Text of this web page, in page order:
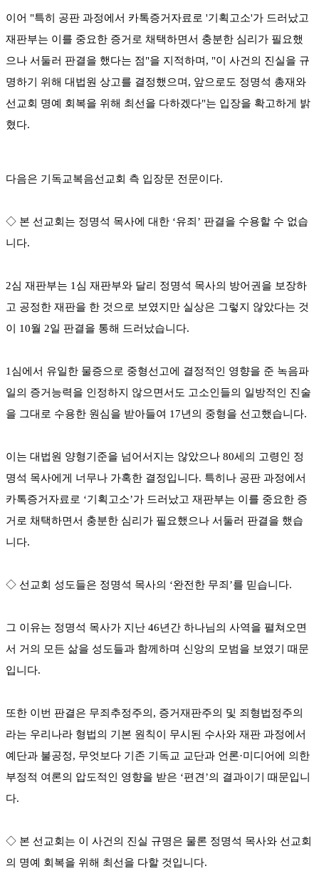
이어 "특히 공판 과정에서 카톡증거자료로 '기획고소'가 드러났고
재판부는 이를 중요한 증거로 채택하면서 충분한 심리가 필요했
으나 서둘러 판결을 했다는 점"을 지적하며, "이 사건의 진실을 규
명하기 위해 대법원 상고를 결정했으며, 앞으로도 정명석 총재와
선교회 명예 회복을 위해 최선을 다하겠다"는 입장을 확고하게 밝
혔다.
다음은 기독교복음선교회 측 입장문 전문이다.
◇ 본 선교회는 정명석 목사에 대한 ‘유죄’ 판결을 수용할 수 없습
니다.
2심 재판부는 1심 재판부와 달리 정명석 목사의 방어권을 보장하
고 공정한 재판을 한 것으로 보였지만 실상은 그렇지 않았다는 것
이 10월 2일 판결을 통해 드러났습니다.
1심에서 유일한 물증으로 중형선고에 결정적인 영향을 준 녹음파
일의 증거능력을 인정하지 않으면서도 고소인들의 일방적인 진술
을 그대로 수용한 원심을 받아들여 17년의 중형을 선고했습니다.
이는 대법원 양형기준을 넘어서지는 않았으나 80세의 고령인 정
명석 목사에게 너무나 가혹한 결정입니다. 특히나 공판 과정에서
카톡증거자료로 ‘기획고소’가 드러났고 재판부는 이를 중요한 증
거로 채택하면서 충분한 심리가 필요했으나 서둘러 판결을 했습
니다.
◇ 선교회 성도들은 정명석 목사의 ‘완전한 무죄’를 믿습니다.
그 이유는 정명석 목사가 지난 46년간 하나님의 사역을 펼쳐오면
서 거의 모든 삶을 성도들과 함께하며 신앙의 모범을 보였기 때문
입니다.
또한 이번 판결은 무죄추정주의, 증거재판주의 및 죄형법정주의
라는 우리나라 형법의 기본 원칙이 무시된 수사와 재판 과정에서
예단과 불공정, 무엇보다 기존 기독교 교단과 언론·미디어에 의한
부정적 여론의 압도적인 영향을 받은 ‘편견’의 결과이기 때문입니
다.
◇ 본 선교회는 이 사건의 진실 규명은 물론 정명석 목사와 선교회
의 명예 회복을 위해 최선을 다할 것입니다.